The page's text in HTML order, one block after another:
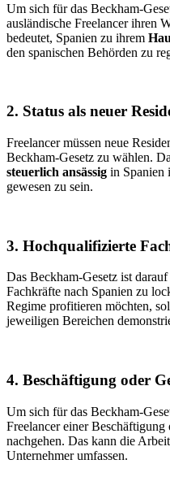
Um sich für das Beckham-
ausländische Freelancer ihren
bedeutet, Spanien zu ihrem
den spanischen Behörden zu
2. Status als neuer
Freelancer müssen neue
Beckham-Gesetz zu wählen.
steuerlich ansässig in Spanien
gewesen zu sein.
3. Hochqualifizierte
Das Beckham-Gesetz ist
Fachkräfte nach Spanien zu
Regime profitieren möchten,
jeweiligen Bereichen
4. Beschäftigung oder
Um sich für das Beckham-
Freelancer einer
nachgehen. Das kann die
Unternehmer umfassen.